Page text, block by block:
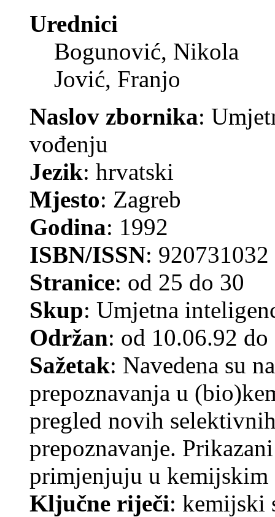
Urednici
Bogunović, Nikola
Jović, Franjo
Naslov zbornika:
vođenju
Jezik: hrvatski
Mjesto: Zagreb
Godina: 1992
ISBN/ISSN: 920731032
Stranice: od 25 do 30
Skup: Umjetna
Održan: od 10.06.92
Sažetak: Navedena su
prepoznavanja u
pregled novih
prepoznavanje.
primjenjuju u kemijskim
Ključne riječi: kemijski